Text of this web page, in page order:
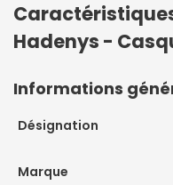
Hadenys -
Informations
Désignation
Marque